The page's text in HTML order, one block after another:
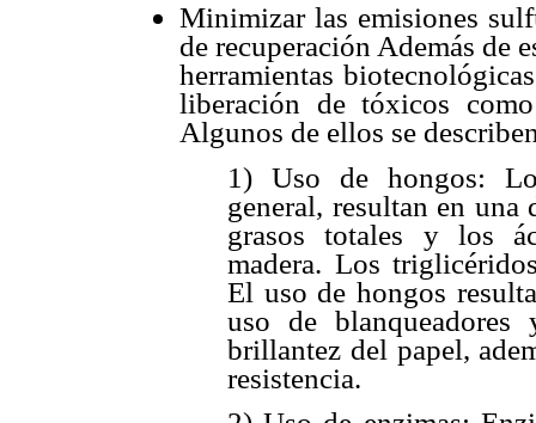
Minimizar las emisiones
de recuperación Además de
herramientas
liberación de tóxicos
Algunos de ellos se
1) Uso de hongos:
general, resultan en
grasos totales y los
madera. Los
El uso de hongos
uso de
brillantez del papel,
resistencia.